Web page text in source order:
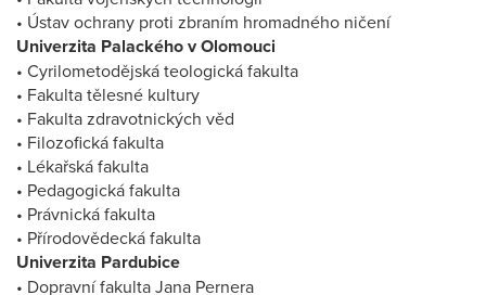
• Ústav ochrany proti zbraním hromadného ničení
Univerzita Palackého v Olomouci
• Cyrilometodějská teologická fakulta
• Fakulta tělesné kultury
• Fakulta zdravotnických věd
• Filozofická fakulta
• Lékařská fakulta
• Pedagogická fakulta
• Právnická fakulta
• Přírodovědecká fakulta
Univerzita Pardubice
• Dopravní fakulta Jana Pernera